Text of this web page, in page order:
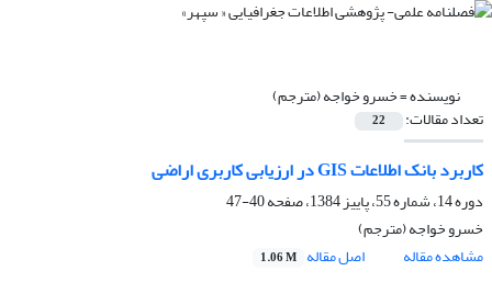
نویسنده =خسرو خواجه (مترجم)
تعداد مقالات: 22
کاربرد بانک اطلاعات GIS در ارزیابى کاربرى اراضى
دوره 14، شماره 55، پاییز 1384، صفحه
40-47
خسرو خواجه (مترجم)
مشاهده مقاله
اصل مقاله 1.06 M